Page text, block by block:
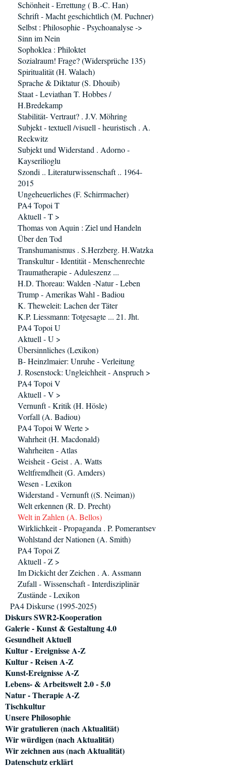
Schönheit - Errettung ( B.-C. Han)
Schrift - Macht geschichtlich (M. Puchner)
Selbst : Philosophie - Psychoanalyse ->
Sinn im Nein
Sophoklea : Philoktet
Sozialraum! Frage? (Widersprüche 135)
Spiritualität (H. Walach)
Sprache & Diktatur (S. Dhouib)
Staat - Leviathan T. Hobbes /
H.Bredekamp
Stabilität- Vertraut? . J.V. Möhring
Subjekt - textuell /visuell - heuristisch . A.
Reckwitz
Subjekt und Widerstand . Adorno -
Kayserilioglu
Szondi .. Literaturwissenschaft .. 1964-
2015
Ungeheuerliches (F. Schirrmacher)
PA4 Topoi T
Aktuell - T >
Thomas von Aquin : Ziel und Handeln
Über den Tod
Transhumanismus . S.Herzberg. H.Watzka
Transkultur - Identität - Menschenrechte
Traumatherapie - Aduleszenz ...
H.D. Thoreau: Walden -Natur - Leben
Trump - Amerikas Wahl - Badiou
K. Theweleit: Lachen der Täter
K.P. Liessmann: Totgesagte ... 21. Jht.
PA4 Topoi U
Aktuell - U >
Übersinnliches (Lexikon)
B- Heinzlmaier: Unruhe - Verleitung
J. Rosenstock: Ungleichheit - Anspruch >
PA4 Topoi V
Aktuell - V >
Vernunft - Kritik (H. Hösle)
Vorfall (A. Badiou)
PA4 Topoi W Werte >
Wahrheit (H. Macdonald)
Wahrheiten - Atlas
Weisheit - Geist . A. Watts
Weltfremdheit (G. Amders)
Wesen - Lexikon
Widerstand - Vernunft ((S. Neiman))
Welt erkennen (R. D. Precht)
Welt in Zahlen (A. Bellos)
Wirklichkeit - Propaganda . P. Pomerantsev
Wohlstand der Nationen (A. Smith)
PA4 Topoi Z
Aktuell - Z >
Im Dickicht der Zeichen . A. Assmann
Zufall - Wissenschaft - Interdisziplinär
Zustände - Lexikon
PA4 Diskurse (1995-2025)
Diskurs SWR2-Kooperation
Galerie - Kunst & Gestaltung 4.0
Gesundheit Aktuell
Kultur - Ereignisse A-Z
Kultur - Reisen A-Z
Kunst-Ereignisse A-Z
Lebens- & Arbeitswelt 2.0 - 5.0
Natur - Therapie A-Z
Tischkultur
Unsere Philosophie
Wir gratulieren (nach Aktualität)
Wir würdigen (nach Aktualität)
Wir zeichnen aus (nach Aktualität)
Datenschutz erklärt